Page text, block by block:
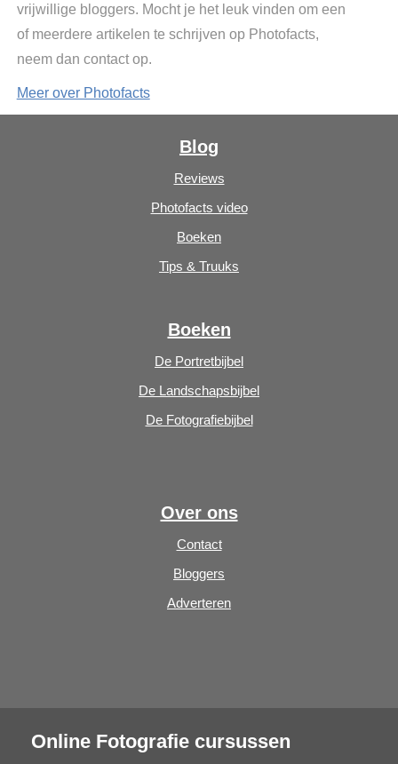
vrijwillige bloggers. Mocht je het leuk vinden om een
of meerdere artikelen te schrijven op Photofacts,
neem dan contact op.
Meer over Photofacts
Blog
Reviews
Photofacts video
Boeken
Tips & Truuks
Boeken
De Portretbijbel
De Landschapsbijbel
De Fotografiebijbel
Over ons
Contact
Bloggers
Adverteren
Online Fotografie cursussen